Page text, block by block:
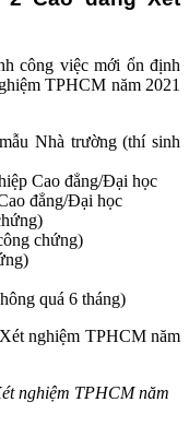
công việc mới ổn định
TPHCM năm 2021
Nhà trường (thí sinh
Cao đẳng/Đại học
đẳng/Đại học
chứng)
quá 6 tháng)
nghiệm TPHCM năm